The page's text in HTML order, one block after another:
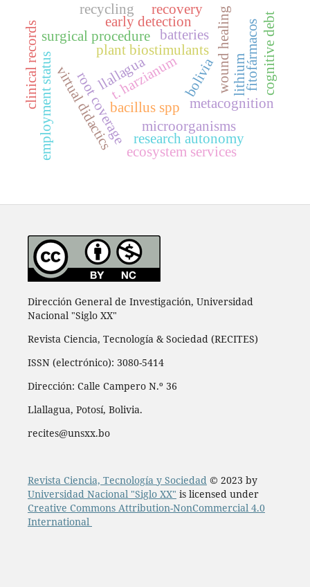
plant biostimulants
t. harzianum
bacillus spp
microorganisms
root coverage
wound healing
surgical procedure
clinical records
research autonomy
virtual didactics metacognition
early detection
ecosystem services
employment status llallagua bolivia
batteries
lithium
recycling recovery
cognitive debt
fitofármacos
Dirección General de Investigación, Universidad
Nacional "Siglo XX"
Revista Ciencia, Tecnología & Sociedad (RECITES)
ISSN (electrónico): 3080-5414
Dirección: Calle Campero N.º 36
Llallagua, Potosí, Bolivia.
recites@unsxx.bo
Revista Ciencia, Tecnología y Sociedad© 2023 by
Universidad Nacional "Siglo XX" is licensed under
Creative Commons Attribution-NonCommercial 4.0
International